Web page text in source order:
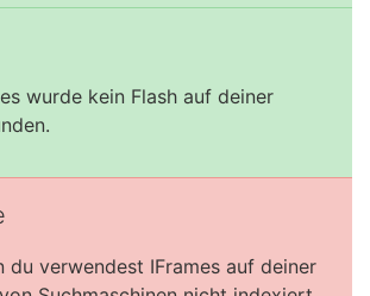
wurde kein Flash auf deiner
du verwendest IFrames auf deiner